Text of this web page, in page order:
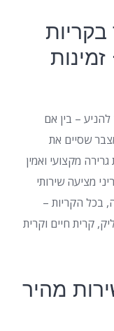
– בין אם
שסיים את
מקצועי ואמין
מציעה שירותי
24 שעות ביממה, בכל הקריות –
קרית חיים וקרית
מהיר